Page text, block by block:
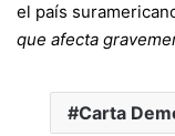
el país
que afecta
Carta